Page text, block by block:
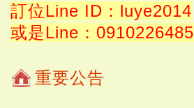
訂位Line ID：luye2014
或是Line：0910226485
重要公告